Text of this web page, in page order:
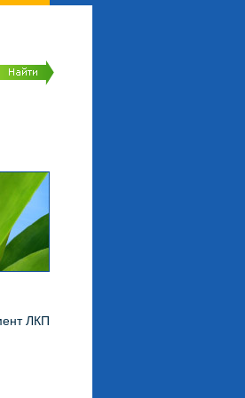
ЛКП